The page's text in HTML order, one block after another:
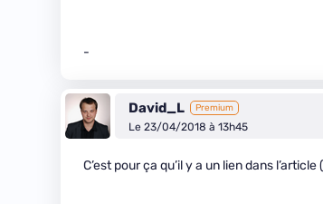
-
David_L Premium
Le 23/04/2018 à 13h45
C’est pour ça qu’il y a un lien dans